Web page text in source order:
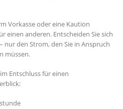
Vorkasse oder eine Kaution
einen anderen. Entscheiden Sie sich
nur den Strom, den Sie in Anspruch
müssen.
Entschluss für einen